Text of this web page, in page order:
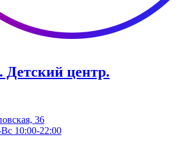
​Детский центр.
36
10:00-22:00